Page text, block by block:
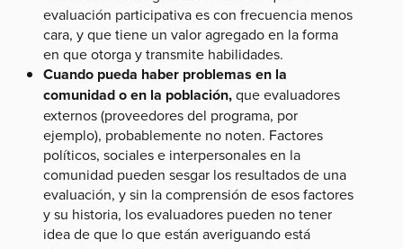
evaluación participativa es con frecuencia menos
cara, y que tiene un valor agregado en la forma
en que otorga y transmite habilidades.
Cuando pueda haber problemas en la
comunidad o en la población,que evaluadores
externos (proveedores del programa, por
ejemplo), probablemente no noten. Factores
políticos, sociales e interpersonales en la
comunidad pueden sesgar los resultados de una
evaluación, y sin la comprensión de esos factores
y su historia, los evaluadores pueden no tener
idea de que lo que están averiguando está